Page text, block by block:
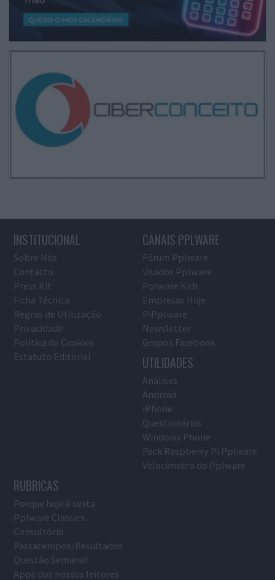
INSTITUCIONAL
Sobre Nós
Contacto
Press Kit
Ficha Técnica
Regras de Utilização
Privacidade
Política de Cookies
Estatuto Editorial
CANAIS PPLWARE
Fórum Pplware
Usados Pplware
Pplware Kids
Empresas Hoje
PiPplware
Newsletter
Grupos Facebook
UTILIDADES
Análises
Android
iPhone
Questionários
Windows Phone
Pack Raspberry Pi Pplware
Velocímetro do Pplware
RUBRICAS
Porque hoje é sexta
Pplware Classics…
Consultório
Passatempos/Resultados
Questão Semanal
Apps dos nossos leitores